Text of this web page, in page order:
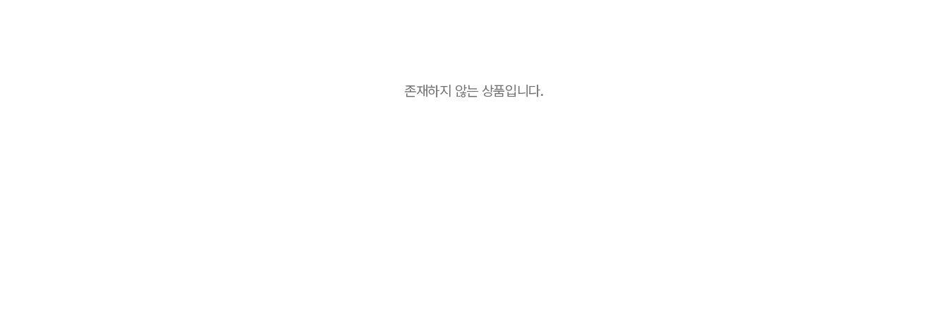
존재하지 않는 상품입니다.